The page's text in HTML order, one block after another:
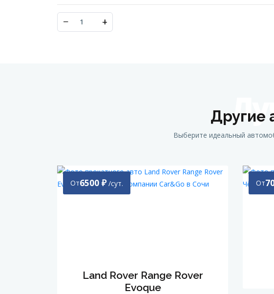
− +
Другие
Выберите идеальный
Land Rover Range Rover
Evoque
От6500 ₽ /сут. От